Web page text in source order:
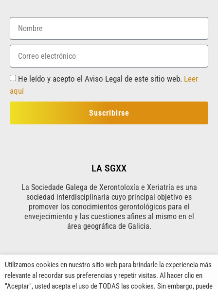
He leído y acepto el Aviso Legal de este sitio web. Leer
aquí
Suscribirse
LA SGXX
La Sociedade Galega de Xerontoloxía e Xeriatría es una
sociedad interdisciplinaria cuyo principal objetivo es
promover los conocimientos gerontológicos para el
envejecimiento y las cuestiones afines al mismo en el
área geográfica de Galicia.
Utilizamos cookies en nuestro sitio web para brindarle la experiencia más
relevante al recordar sus preferencias y repetir visitas. Al hacer clic en
"Aceptar", usted acepta el uso de TODAS las cookies. Sin embargo, puede